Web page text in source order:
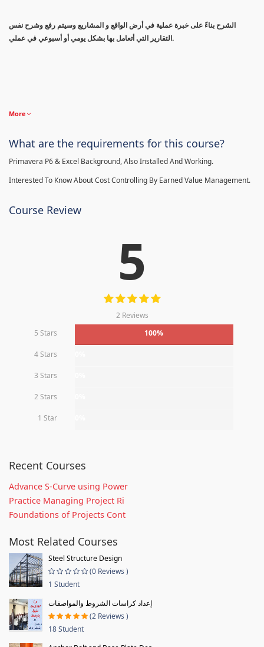
الشرح بناءً على خبرة عملية في أرض الواقع و المشاريع وسيتم رفع وشرح نفس
التقارير التي أتعامل بها بشكل يومي أو أسبوعي في عملي.
More
What are the requirements for this course?
Primavera P6 & Excel Background, Also Installed And Working.
Interested To Know About Cost Controlling By Earned Value Management.
Course Review
5
2 Reviews
5 Stars
100%
4 Stars
3 Stars
2 Stars
1 Star
Recent Courses
Advance S-Curve using Power
Practice Managing Project Ri
Foundations of Projects Cont
Most Related Courses
Steel Structure Design
(0 Reviews )
1 Student
إعداد كراسات الشروط والمواصفات
(2 Reviews )
18 Student